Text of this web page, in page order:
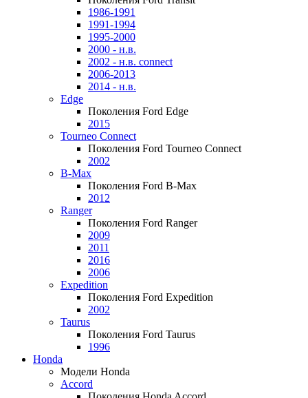
1986-1991
1991-1994
1995-2000
2000 - н.в.
2002 - н.в. connect
2006-2013
2014 - н.в.
Edge
Поколения Ford Edge
2015
Tourneo Connect
Поколения Ford Tourneo Connect
2002
B-Max
Поколения Ford B-Max
2012
Ranger
Поколения Ford Ranger
2009
2011
2016
2006
Expedition
Поколения Ford Expedition
2002
Taurus
Поколения Ford Taurus
1996
Honda
Модели Honda
Accord